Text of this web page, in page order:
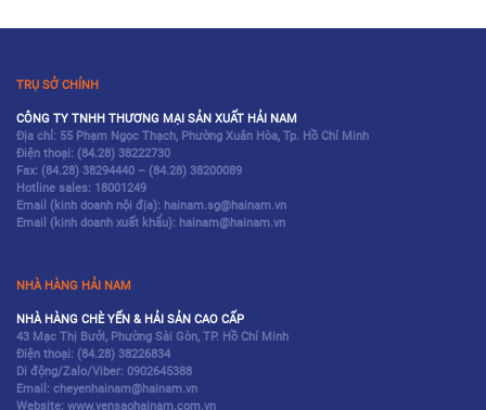
TRỤ SỞ CHÍNH
CÔNG TY TNHH THƯƠNG MẠI SẢN XUẤT HẢI NAM
Địa chỉ: 55 Phạm Ngọc Thạch, Phường Xuân Hòa, Tp. Hồ Chí Minh
Điện thoại: (84.28) 38222730
Fax: (84.28) 38294440 – (84.28) 38200089
Hotline sales: 18001249
Email (kinh doanh nội địa): hainam.sg@hainam.vn
Email (kinh doanh xuất khẩu): hainam@hainam.vn
NHÀ HÀNG HẢI NAM
NHÀ HÀNG CHÈ YẾN & HẢI SẢN CAO CẤP
43 Mạc Thị Bưởi, Phường Sài Gòn, TP. Hồ Chí Minh
Điện thoại: (84.28) 38226834
Di động/Zalo/Viber: 0902645388
Email: cheyenhainam@hainam.vn
Website: www.yensaohainam.com.vn